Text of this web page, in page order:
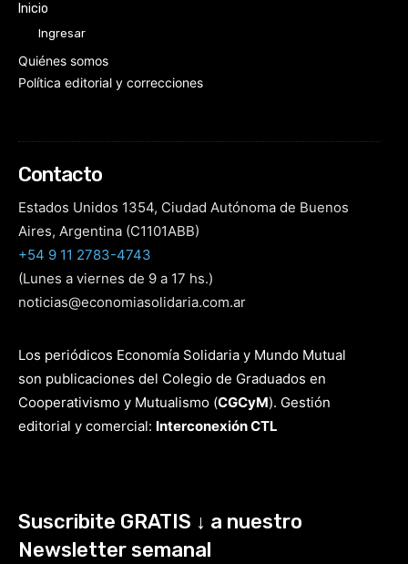
Inicio
Ingresar
Quiénes somos
Política editorial y correcciones
Contacto
Estados Unidos 1354, Ciudad Autónoma de Buenos
Aires, Argentina (C1101ABB)
+54 9 11 2783-4743
(Lunes a viernes de 9 a 17 hs.)
noticias@economiasolidaria.com.ar
Los periódicos Economía Solidaria y Mundo Mutual
son publicaciones del Colegio de Graduados en
Cooperativismo y Mutualismo (CGCyM). Gestión
editorial y comercial: Interconexión CTL
Suscribite GRATIS ↓ a nuestro
Newsletter semanal